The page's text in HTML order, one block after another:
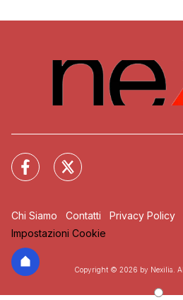
Chi Siamo Contatti Privacy Policy
Impostazioni Cookie
Copyright © 2026 by Nexilia.